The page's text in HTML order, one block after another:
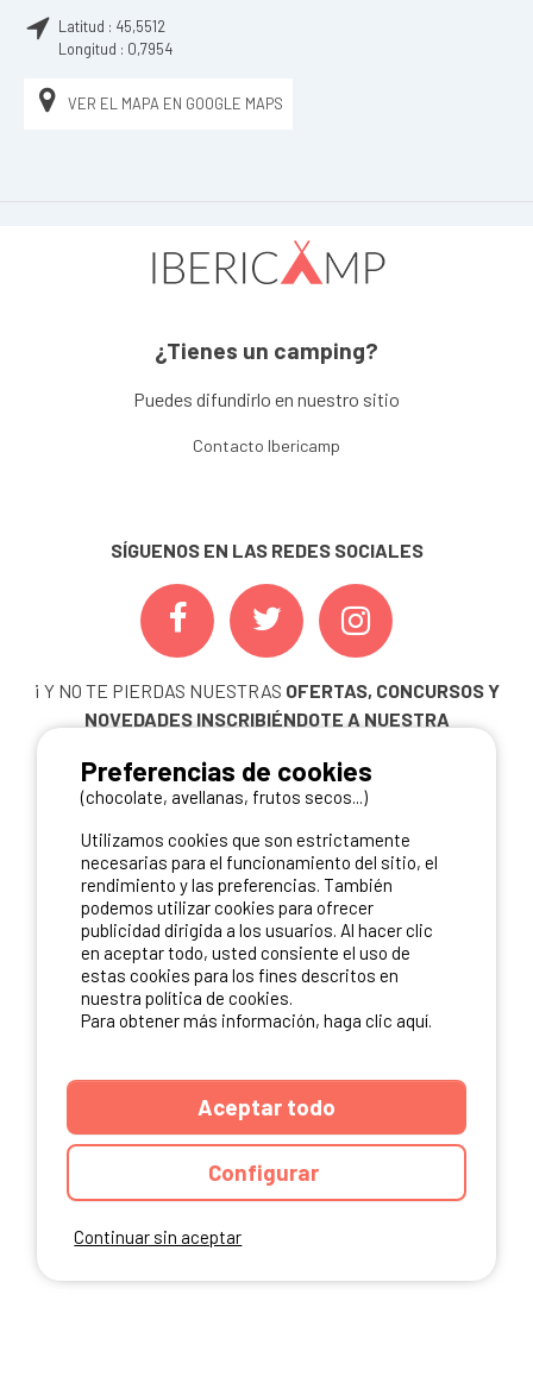
Latitud : 45,5512
Longitud : 0,7954
VER EL MAPA EN GOOGLE MAPS
¿Tienes un camping?
Puedes difundirlo en nuestro sitio
Contacto Ibericamp
SÍGUENOS EN LAS REDES SOCIALES
¡ Y NO TE PIERDAS NUESTRAS OFERTAS, CONCURSOS Y
NOVEDADES INSCRIBIÉNDOTE A NUESTRA
ME INSCRIBO
NUESTROS PARTNERS
Continuar sin aceptar
Preferencias de cookies
(chocolate, avellanas, frutos secos...)
Utilizamos cookies que son estrictamente
necesarias para el funcionamiento del sitio, el
rendimiento y las preferencias. También
podemos utilizar cookies para ofrecer
publicidad dirigida a los usuarios. Al hacer clic
en aceptar todo, usted consiente el uso de
estas cookies para los fines descritos en
nuestra política de cookies.
Para obtener más información, haga clic aquí.
Aceptar todo
Configurar